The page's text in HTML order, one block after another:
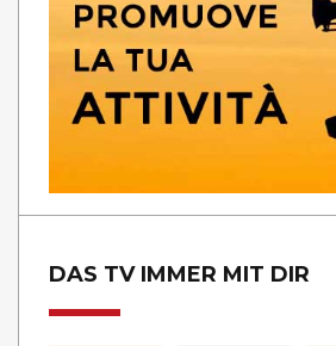
DAS TV IMMER MIT DIR